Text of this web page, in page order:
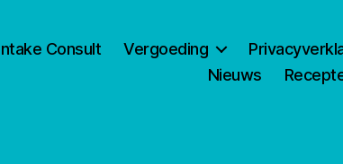
Consult Vergoeding
Nieuws